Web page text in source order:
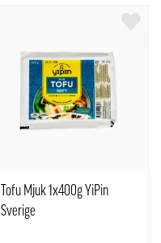
Tofu Mjuk 1x400g YiPin
Sverige